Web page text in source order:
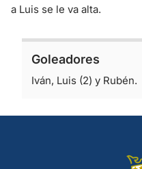
a Luis se le va alta.
Goleadores
Iván, Luis (2) y Rubén.